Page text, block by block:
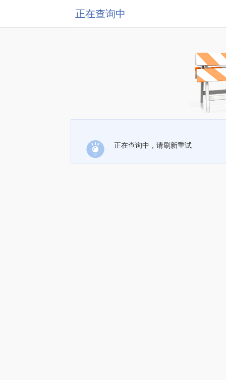
正在查询中
正在查询中，请刷新重试